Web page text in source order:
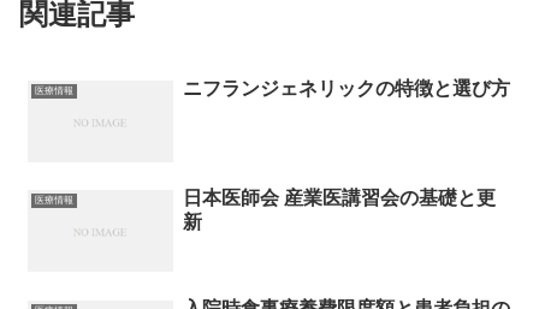
関連記事
医療情報 ニフランジェネリックの特徴と選び方
医療情報
日本医師会 産業医講習会の基礎と更
新